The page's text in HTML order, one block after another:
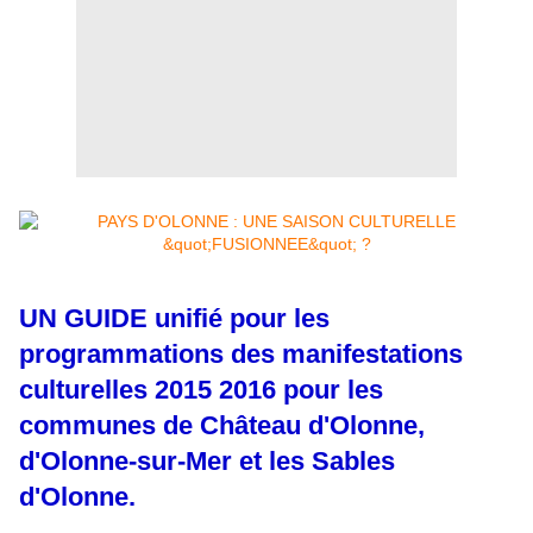
UN GUIDE unifié pour les
programmations des manifestations
culturelles 2015 2016 pour les
communes de Château d'Olonne,
d'Olonne-sur-Mer et les Sables
d'Olonne.